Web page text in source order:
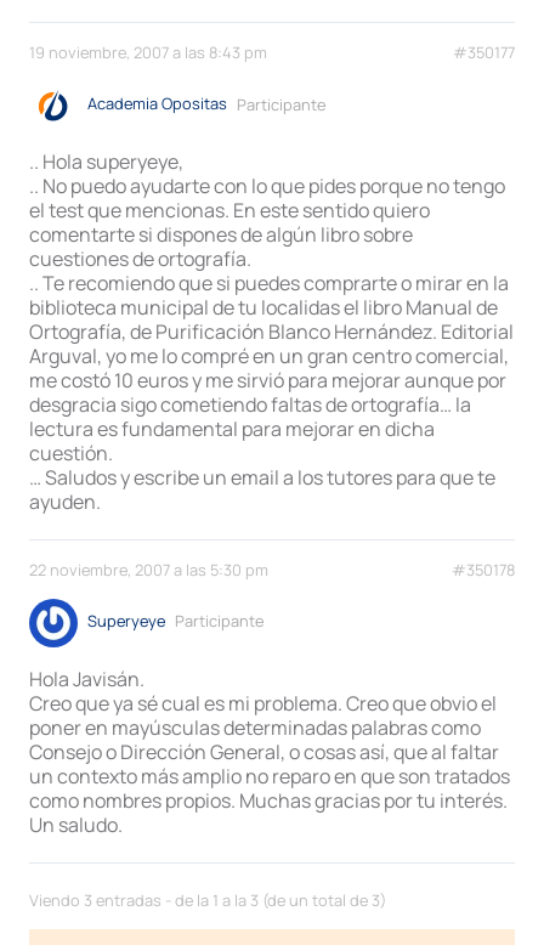
19 noviembre, 2007 a las 8:43 pm #350177
Academia Opositas Participante
.. Hola superyeye,
.. No puedo ayudarte con lo que pides porque no tengo
el test que mencionas. En este sentido quiero
comentarte si dispones de algún libro sobre
cuestiones de ortografía.
.. Te recomiendo que si puedes comprarte o mirar en la
biblioteca municipal de tu localidas el libro Manual de
Ortografía, de Purificación Blanco Hernández. Editorial
Arguval, yo me lo compré en un gran centro comercial,
me costó 10 euros y me sirvió para mejorar aunque por
desgracia sigo cometiendo faltas de ortografía… la
lectura es fundamental para mejorar en dicha
cuestión.
… Saludos y escribe un email a los tutores para que te
ayuden.
22 noviembre, 2007 a las 5:30 pm #350178
Superyeye Participante
Hola Javisán.
Creo que ya sé cual es mi problema. Creo que obvio el
poner en mayúsculas determinadas palabras como
Consejo o Dirección General, o cosas así, que al faltar
un contexto más amplio no reparo en que son tratados
como nombres propios. Muchas gracias por tu interés.
Un saludo.
Viendo 3 entradas - de la 1 a la 3 (de un total de 3)